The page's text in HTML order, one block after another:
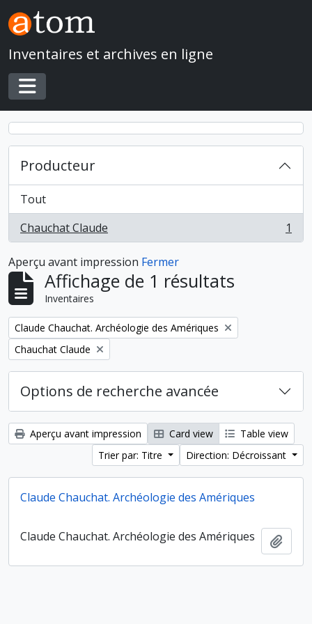
Skip to main content
Inventaires et archives en ligne
Toggle navigation
Producteur
Tout
Chauchat Claude
, 1 résultats 1
Aperçu avant impression Fermer
Affichage de 1 résultats
Inventaires
Remove filter:
Claude Chauchat. Archéologie des Amériques
Remove filter:
Chauchat Claude
Options de recherche avancée
Aperçu avant impression Card view
Table view
Trier par: Titre
Direction: Décroissant
Claude Chauchat. Archéologie des Amériques
Claude Chauchat. Archéologie des Amériques